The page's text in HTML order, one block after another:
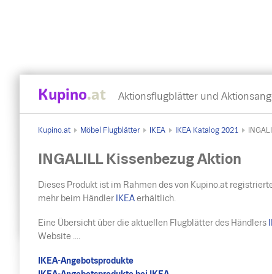
Kupino.at Aktionsflugblätter und
Kupino.at Möbel Flugblätter IKEA IKEA Katalog 2021
INGALILL Kissenbezug Aktion
Dieses Produkt ist im Rahmen des von Kupino.at
mehr beim Händler IKEAerhältlich.
Eine Übersicht über die aktuellen Flugblätter des Händlers
Website ....
IKEA-Angebotsprodukte